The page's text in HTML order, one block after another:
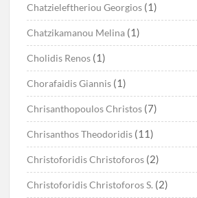
Chatzieleftheriou Georgios (1)
Chatzikamanou Melina (1)
Cholidis Renos (1)
Chorafaidis Giannis (1)
Chrisanthopoulos Christos (7)
Chrisanthos Theodoridis (11)
Christoforidis Christoforos (2)
Christoforidis Christoforos S. (2)